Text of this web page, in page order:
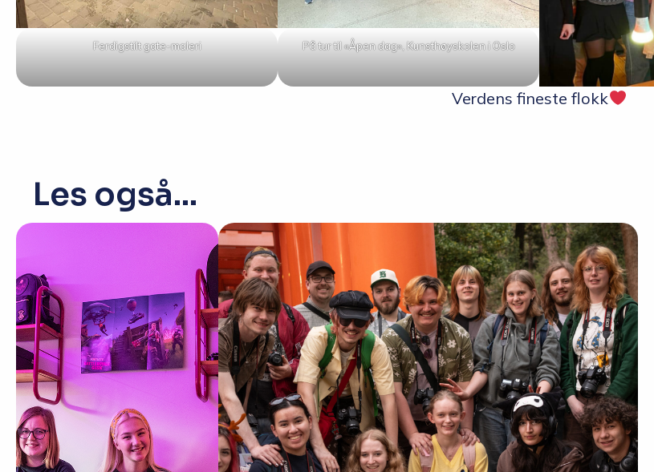
Ferdigstilt gate-maleri
På tur til «Åpen dag», Kunsthøyskolen i Oslo
Verdens fineste flokk
Les også...